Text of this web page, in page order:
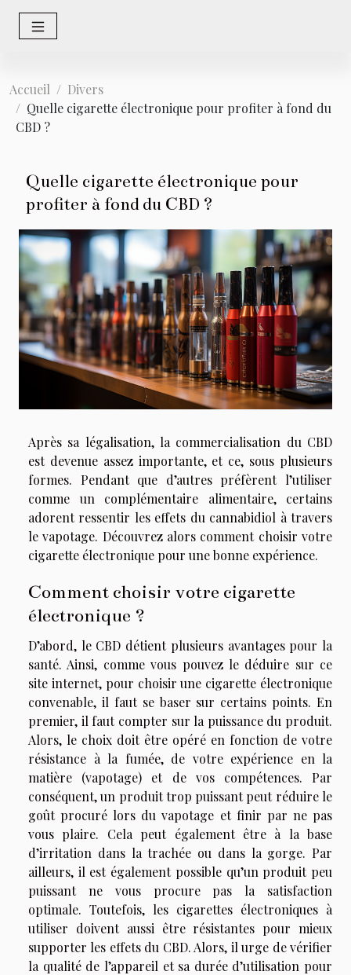
Accueil
Divers
Quelle cigarette électronique pour profiter à fond du
CBD ?
Quelle cigarette électronique pour
profiter à fond du CBD ?
Après sa légalisation, la commercialisation du CBD
est devenue assez importante, et ce, sous plusieurs
formes. Pendant que d’autres préfèrent l’utiliser
comme un complémentaire alimentaire, certains
adorent ressentir les effets du cannabidiol à travers
le vapotage. Découvrez alors comment choisir votre
cigarette électronique pour une bonne expérience.
Comment choisir votre cigarette
électronique ?
D’abord, le CBD détient plusieurs avantages pour la
santé. Ainsi, comme vous pouvez le déduire sur ce
site internet, pour choisir une cigarette électronique
convenable, il faut se baser sur certains points. En
premier, il faut compter sur la puissance du produit.
Alors, le choix doit être opéré en fonction de votre
résistance à la fumée, de votre expérience en la
matière (vapotage) et de vos compétences. Par
conséquent, un produit trop puissant peut réduire le
goût procuré lors du vapotage et finir par ne pas
vous plaire. Cela peut également être à la base
d’irritation dans la trachée ou dans la gorge. Par
ailleurs, il est également possible qu’un produit peu
puissant ne vous procure pas la satisfaction
optimale. Toutefois, les cigarettes électroniques à
utiliser doivent aussi être résistantes pour mieux
supporter les effets du CBD. Alors, il urge de vérifier
la qualité de l’appareil et sa durée d’utilisation pour